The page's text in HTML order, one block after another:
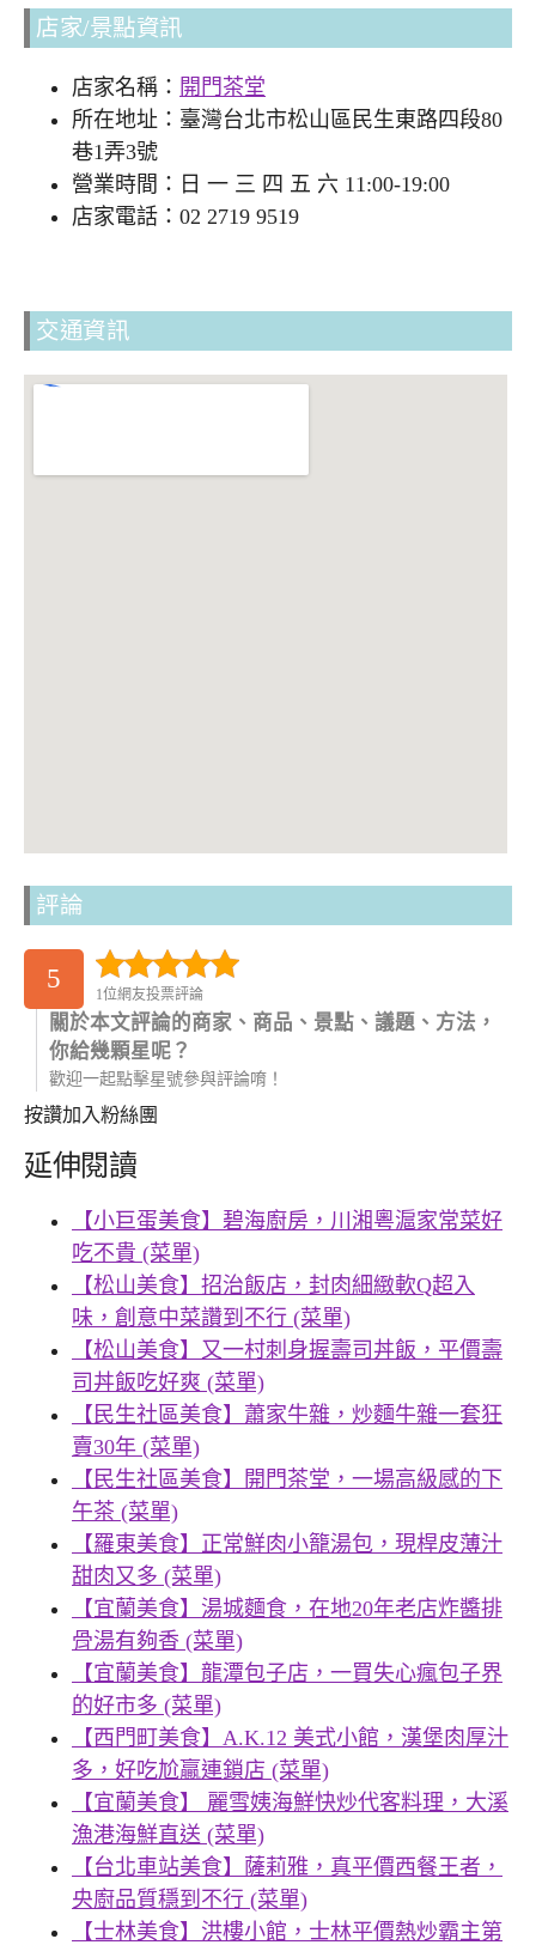
店家/景點資訊
店家名稱： 開門茶堂
所在地址：臺灣台北市松山區民生東路四段80
巷1弄3號
營業時間：日 一 三 四 五 六 11:00-19:00
店家電話：02 2719 9519
交通資訊
評論
5
1位網友投票評論
關於本文評論的商家、商品、景點、議題、方法，
你給幾顆星呢？
歡迎一起點擊星號參與評論唷！
按讚加入粉絲團
延伸閱讀
【小巨蛋美食】碧海廚房，川湘粵滬家常菜好
吃不貴 (菜單)
【松山美食】招治飯店，封肉細緻軟Q超入
味，創意中菜讚到不行 (菜單)
【松山美食】又一村刺身握壽司丼飯，平價壽
司丼飯吃好爽 (菜單)
【民生社區美食】蕭家牛雜，炒麵牛雜一套狂
賣30年 (菜單)
【民生社區美食】開門茶堂，一場高級感的下
午茶 (菜單)
【羅東美食】正常鮮肉小籠湯包，現桿皮薄汁
甜肉又多 (菜單)
【宜蘭美食】湯城麵食，在地20年老店炸醬排
骨湯有夠香 (菜單)
【宜蘭美食】龍潭包子店，一買失心瘋包子界
的好市多 (菜單)
【西門町美食】A.K.12 美式小館，漢堡肉厚汁
多，好吃尬贏連鎖店 (菜單)
【宜蘭美食】 麗雪姨海鮮快炒代客料理，大溪
漁港海鮮直送 (菜單)
【台北車站美食】薩莉雅，真平價西餐王者，
央廚品質穩到不行 (菜單)
【士林美食】洪樓小館，士林平價熱炒霸主第